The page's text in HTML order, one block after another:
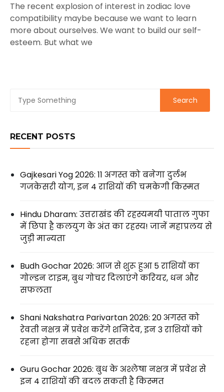
The recent explosion of interest in zodiac love
compatibility maybe because we want to learn
more about ourselves. We want to build our self-
esteem. But what we
RECENT POSTS
Gajkesari Yog 2026: 11 अगस्त को बनेगा दुर्लभ
गजकेसरी योग, इन 4 राशियों की चमकेगी किस्मत
Hindu Dharam: उत्तराखंड की रहस्यमयी पाताल गुफा
में छिपा है कलयुग के अंत का रहस्य! जानें महाप्रलय से
जुड़ी मान्यता
Budh Gochar 2026: आज से शुरू हुआ 5 राशियों का
गोल्डन टाइम, बुध गोचर दिलाएंगे करियर, धन और
सफलता
Shani Nakshatra Parivartan 2026: 20 अगस्त को
रेवती नक्षत्र में प्रवेश करेंगे शनिदेव, इन 3 राशियों को
रहना होगा सबसे अधिक सतर्क
Guru Gochar 2026: बुध के अश्लेषा नक्षत्र में प्रवेश से
इन 4 राशियों की बदल सकती है किस्मत